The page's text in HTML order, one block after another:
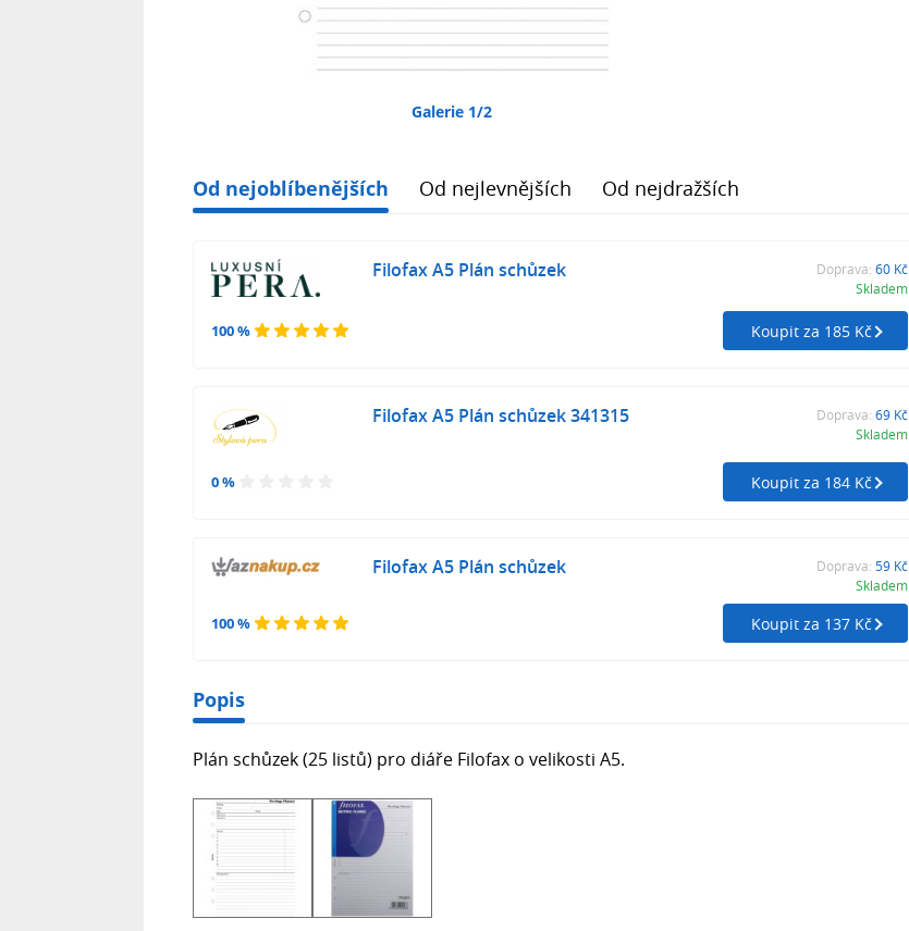
Galerie 1/2
Od nejoblíbenějších Od nejlevnějších Od nejdražších
100 %
Filofax A5 Plán schůzek Doprava: 60 Kč
Skladem
Koupit za 185 Kč
0 %
Filofax A5 Plán schůzek 341315 Doprava: 69 Kč
Skladem
Koupit za 184 Kč
100 %
Filofax A5 Plán schůzek Doprava: 59 Kč
Skladem
Koupit za 137 Kč
Popis
Plán schůzek (25 listů) pro diáře Filofax o velikosti A5.